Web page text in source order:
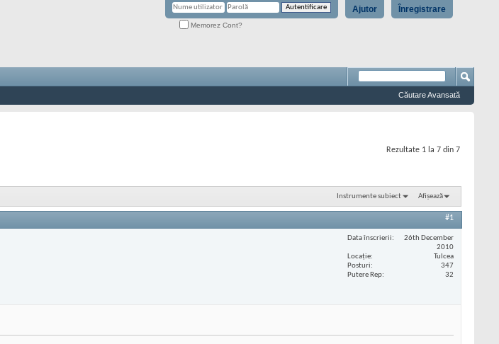
Înregistrare
Ajutor
Memorez Cont?
Căutare Avansată
Rezultate 1 la 7 din 7
Instrumente subiect Afișează
#1
Data înscrierii
26th December
2010
Locaţie
Tulcea
Posturi
347
Putere Rep
32